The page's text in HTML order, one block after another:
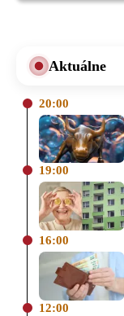
Aktuálne
20:00
19:00
16:00
12:00